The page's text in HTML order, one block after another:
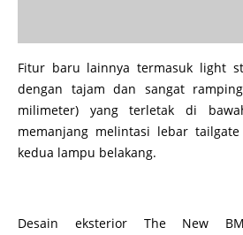
Fitur baru lainnya termasuk light
dengan tajam dan sangat
milimeter) yang terletak di
memanjang melintasi lebar
kedua lampu belakang.
Desain eksterior The New